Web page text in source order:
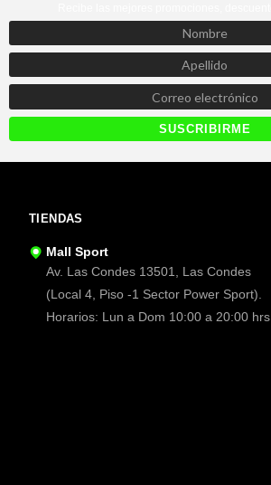
TIENDAS
Mall Sport
Av. Las Condes 13501, Las Condes
(Local 4, Piso -1 Sector Power Sport).
Horarios: Lun a Dom 10:00 a 20:00 hrs.